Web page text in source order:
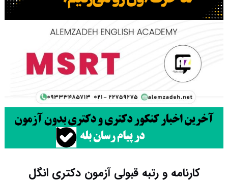
کارنامه و رتبه قبولی آزمون دکتری انگل